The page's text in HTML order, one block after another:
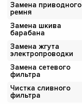
Замена приводного
ремня
Замена шкива
барабана
Замена жгута
электропроводки
Замена сетевого
фильтра
Чистка сливного
фильтра